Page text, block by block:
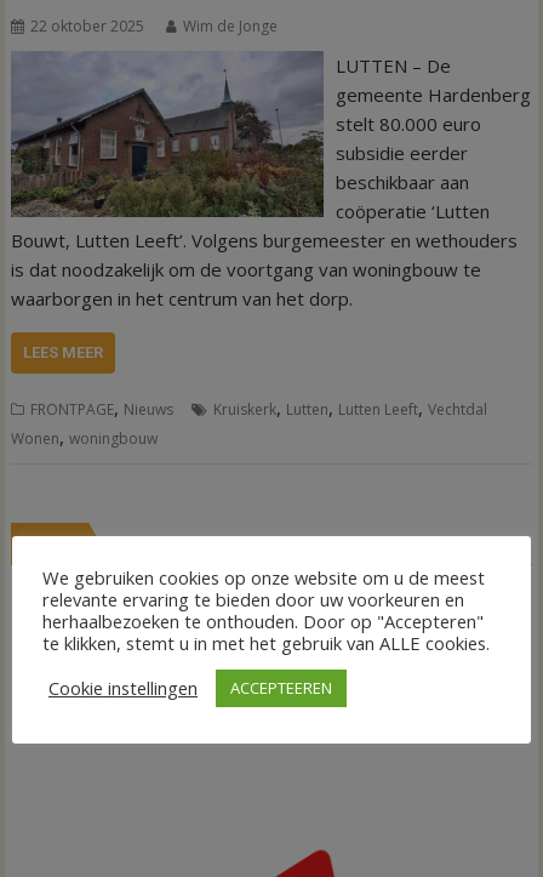
22 oktober 2025 Wim de Jonge
LUTTEN – De
gemeente Hardenberg
stelt 80.000 euro
subsidie eerder
beschikbaar aan
coöperatie ‘Lutten
Bouwt, Lutten Leeft’. Volgens burgemeester en wethouders
is dat noodzakelijk om de voortgang van woningbouw te
waarborgen in het centrum van het dorp.
LEES MEER
FRONTPAGE, Nieuws Kruiskerk, Lutten, Lutten Leeft,Vechtdal
Wonen,woningbouw
LIVE
We gebruiken cookies op onze website om u de meest
relevante ervaring te bieden door uw voorkeuren en
herhaalbezoeken te onthouden. Door op "Accepteren"
te klikken, stemt u in met het gebruik van ALLE cookies.
Cookie instellingen
ACCEPTEEREN